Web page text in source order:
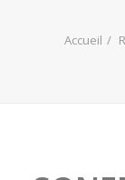
NOS MISSIONS
Accueil